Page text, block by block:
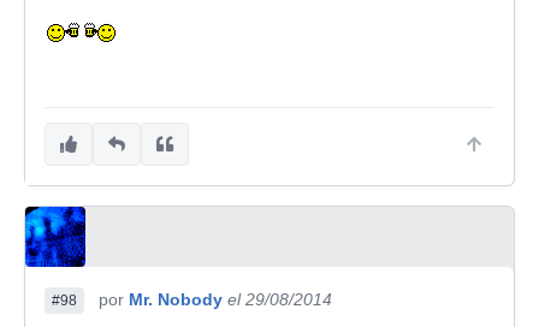
#98 por Mr. Nobody el 29/08/2014